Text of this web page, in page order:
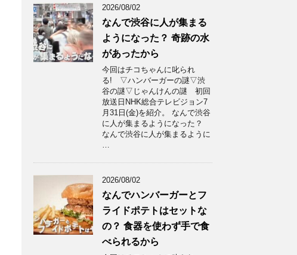
2026/08/02
なんで渋谷に人が集まる
ようになった？ 奇跡の水
があったから
今回はチコちゃんに叱られ
る! ▽ハンバーガーの謎▽渋
谷の謎▽じゃんけんの謎 初回
放送日NHK総合テレビジョン7
月31日(金)を紹介。 なんで渋谷
に人が集まるようになった？
なんで渋谷に人が集まるように
…
2026/08/02
なんでハンバーガーとフ
ライドポテトはセットな
の？ 食器を使わず手で食
べられるから